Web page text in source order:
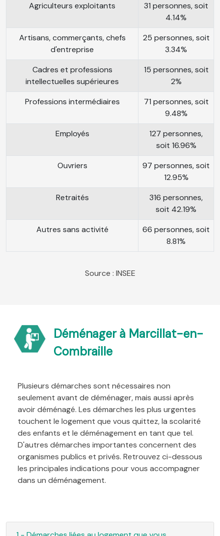
Agriculteurs exploitants
31 personnes, soit
4.14%
Artisans, commerçants, chefs
d'entreprise
25 personnes, soit
3.34%
Cadres et professions
intellectuelles supérieures
15 personnes, soit
2%
Professions intermédiaires
71 personnes, soit
9.48%
Employés
127 personnes,
soit 16.96%
Ouvriers
97 personnes, soit
12.95%
Retraités
316 personnes,
soit 42.19%
Autres sans activité
66 personnes, soit
8.81%
Source : INSEE
Déménager à Marcillat-en-
Combraille
Plusieurs démarches sont nécessaires non
seulement avant de déménager, mais aussi après
avoir déménagé. Les démarches les plus urgentes
touchent le logement que vous quittez, la scolarité
des enfants et le déménagement en tant que tel.
D'autres démarches importantes concernent des
organismes publics et privés. Retrouvez ci-dessous
les principales indications pour vous accompagner
dans un déménagement.